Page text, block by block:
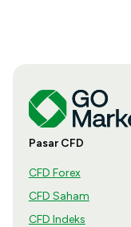
Pasar CFD
CFD Forex
CFD Saham
CFD Indeks